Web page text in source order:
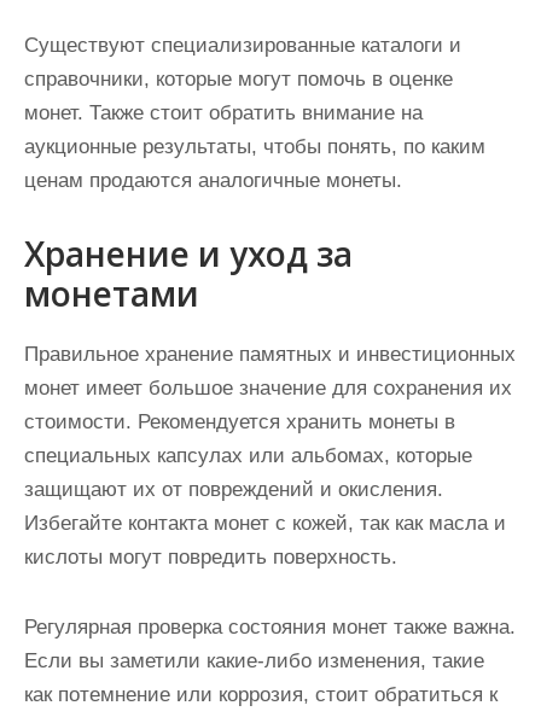
Существуют специализированные каталоги и
справочники, которые могут помочь в оценке
монет. Также стоит обратить внимание на
аукционные результаты, чтобы понять, по каким
ценам продаются аналогичные монеты.
Хранение и уход за
монетами
Правильное хранение памятных и инвестиционных
монет имеет большое значение для сохранения их
стоимости. Рекомендуется хранить монеты в
специальных капсулах или альбомах, которые
защищают их от повреждений и окисления.
Избегайте контакта монет с кожей, так как масла и
кислоты могут повредить поверхность.
Регулярная проверка состояния монет также важна.
Если вы заметили какие-либо изменения, такие
как потемнение или коррозия, стоит обратиться к